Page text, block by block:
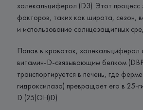
холекальциферол (D3). Этот процесс
факторов, таких как широта, сезон,
и использование солнцезащитных
Попав в кровоток, холекальциферол
витамин-D-связывающим белком
транспортируется в печень, где
гидроксилаза) превращает его в 25-
D (25(OH)D).